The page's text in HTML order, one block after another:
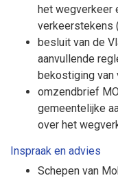
het wegverkeer
verkeerstekens
besluit van de
aanvullende
bekostiging van
omzendbrief
gemeentelijke
over het
Inspraak en advies
Schepen van